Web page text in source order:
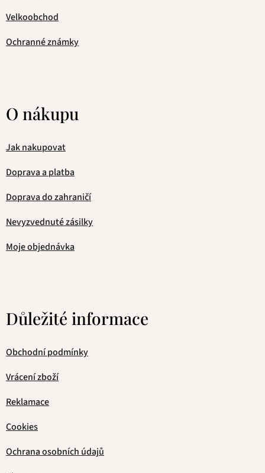
Velkoobchod
Ochranné známky
O nákupu
Jak nakupovat
Doprava a platba
Doprava do zahraničí
Nevyzvednuté zásilky
Moje objednávka
Důležité informace
Obchodní podmínky
Vrácení zboží
Reklamace
Cookies
Ochrana osobních údajů